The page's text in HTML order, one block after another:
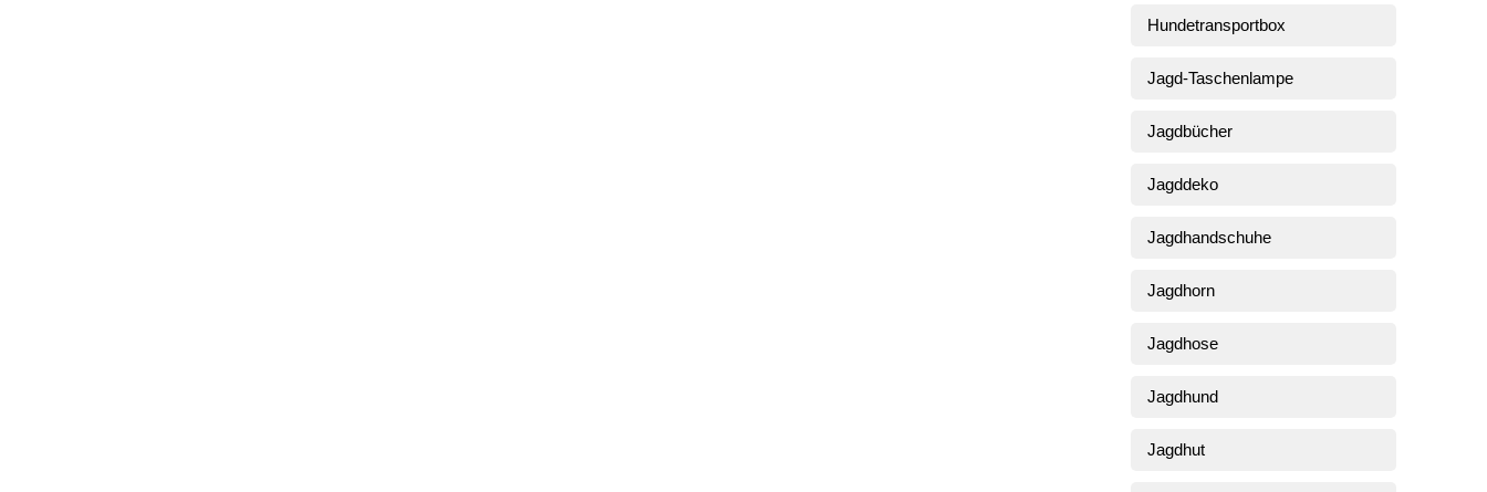
Hundetransportbox
Jagd-Taschenlampe
Jagdbücher
Jagddeko
Jagdhandschuhe
Jagdhorn
Jagdhose
Jagdhund
Jagdhut